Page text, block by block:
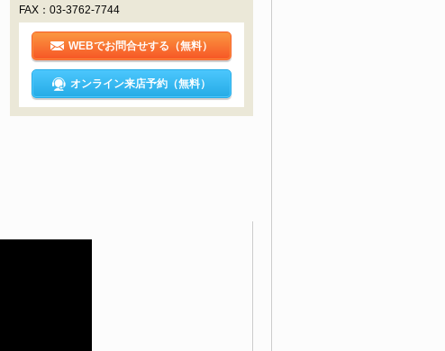
FAX：03-3762-7744
WEBでお問合せする（無料）
オンライン来店予約（無料）